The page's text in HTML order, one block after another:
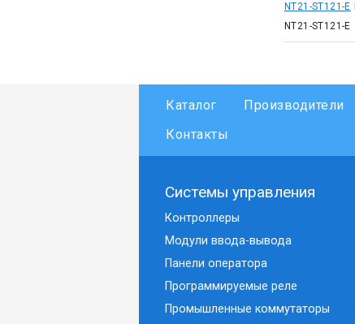
NT21-ST121-E
NT21-ST121-E
Каталог Производители
Контакты
Системы управления
Контроллеры
Модули ввода-вывода
Панели оператора
Программируемые реле
Промышленные коммутаторы